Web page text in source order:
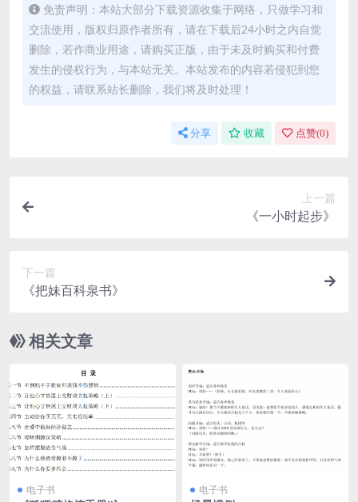
免责声明：本站大部分下载资源收集于网络，只做学习和
交流使用，版权归原作者所有，请在下载后24小时之内自觉
删除，若作商业用途，请购买正版，由于未及时购买和付费
发生的侵权行为，与本站无关。本站发布的内容若侵犯到您
的权益，请联系站长删除，我们将及时处理！
分享 收藏 点赞(0)
上一篇
《一小时起步》
下一篇
《把妹百科泉书》
相关文章
电子书 电子书